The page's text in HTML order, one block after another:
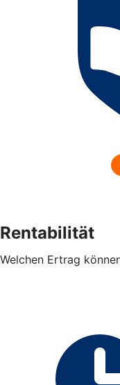
Rentabilität
Welchen Ertrag